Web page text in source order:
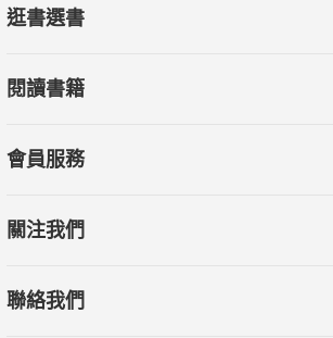
逛書選書
閱讀書籍
會員服務
關注我們
聯絡我們